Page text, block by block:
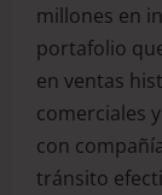
millones en
portafolio
en ventas
comerciales
con
tránsito